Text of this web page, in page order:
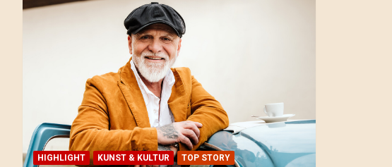
HIGHLIGHT KUNST & KULTUR TOP STORY